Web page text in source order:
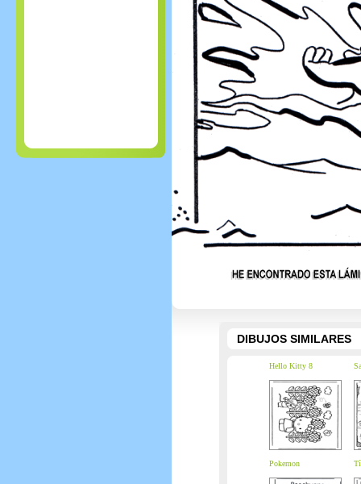
DIBUJOS SIMILARES
Hello Kitty 8
Pokemon